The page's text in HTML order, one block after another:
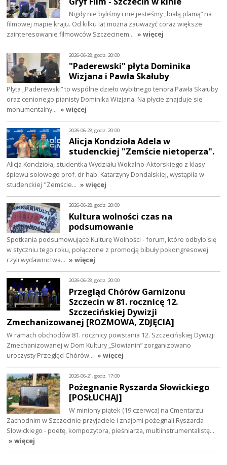
Nigdy nie byliśmy i nie jesteśmy „białą plamą” na
filmowej mapie kraju. Od kilku lat można zauważyć coraz większe
zainteresowanie filmowców Szczecinem… » więcej
2026-06-28, godz. 20:00
"Paderewski" płyta Dominika
Wizjana i Pawła Skałuby
Płyta „Paderewski” to wspólne dzieło wybitnego tenora Pawła Skałuby
oraz cenionego pianisty Dominika Wizjana. Na płycie znajduje się
monumentalny… » więcej
2026-06-28, godz. 20:00
Alicja Kondzioła Adela w
studenckiej "Zemście nietoperza".
Alicja Kondzioła, studentka Wydziału Wokalno‑Aktorskiego z klasy
śpiewu solowego prof. dr hab. Katarzyny Dondalskiej, wystąpiła w
studenckiej "Zemście… » więcej
2026-06-28, godz. 20:00
Kultura wolności czas na
podsumowanie
Spotkania podsumowujące Kulturę Wolności - forum, które odbyło się
w styczniu tego roku, połączone z promocją bibuły pokongresowej
czyli wydawnictwa… » więcej
2026-06-28, godz. 20:00
Przegląd Chórów Garnizonu
Szczecin w 81. rocznicę 12.
Szczecińskiej Dywizji
Zmechanizowanej [ROZMOWA, ZDJĘCIA]
W ramach obchodów 81. rocznicy powstania 12. Szczecińskiej Dywizji
Zmechanizowanej w Dom Kultury „Słowianin” zorganizowano
uroczysty Przegląd Chórów… » więcej
2026-06-21, godz. 17:00
Pożegnanie Ryszarda Słowickiego
[POSŁUCHAJ]
W miniony piątek (19 czerwca) na Cmentarzu
Zachodnim w Szczecinie przyjaciele i znajomi pożegnali Ryszarda
Słowickiego - poetę, kompozytora, pieśniarza, multiinstrumentalistę…
» więcej